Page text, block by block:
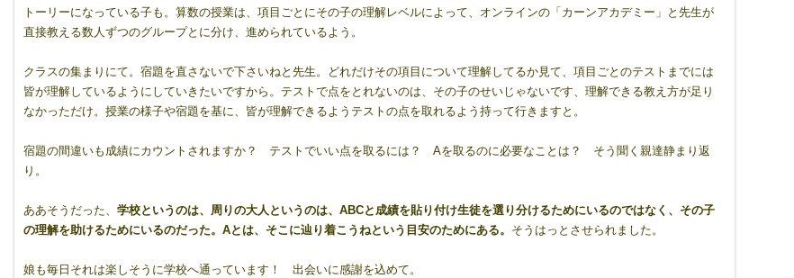
トーリーになっている子も。算数の授業は、項目ごとにその子の理解レベルによって、オンラインの「カーンアカデミー」と先生が
直接教える数人ずつのグループとに分け、進められているよう。
クラスの集まりにて。宿題を直さないで下さいねと先生。どれだけその項目について理解してるか見て、項目ごとのテストまでには
皆が理解しているようにしていきたいですから。テストで点をとれないのは、その子のせいじゃないです、理解できる教え方が足り
なかっただけ。授業の様子や宿題を基に、皆が理解できるようテストの点を取れるよう持って行きますと。
宿題の間違いも成績にカウントされますか？ テストでいい点を取るには？ Aを取るのに必要なことは？ そう聞く親達静まり返
り。
ああそうだった、学校というのは、周りの大人というのは、ABCと成績を貼り付け生徒を選り分けるためにいるのではなく、その子
の理解を助けるためにいるのだった。Aとは、そこに辿り着こうねという目安のためにある。 そうはっとさせられました。
娘も毎日それは楽しそうに学校へ通っています！ 出会いに感謝を込めて。